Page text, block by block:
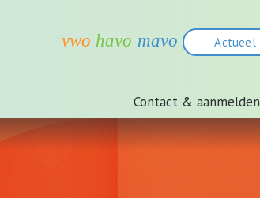
Actueel
Contact & aanmelden